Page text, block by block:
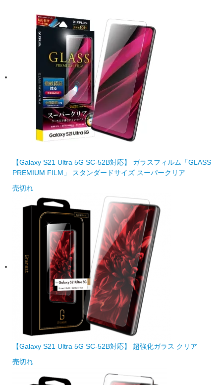
【Galaxy S21 Ultra 5G SC-52B対応】 ガラスフィルム「GLASS
PREMIUM FILM」 スタンダードサイズ スーパークリア
売切れ
【Galaxy S21 Ultra 5G SC-52B対応】 超強化ガラス クリア
売切れ